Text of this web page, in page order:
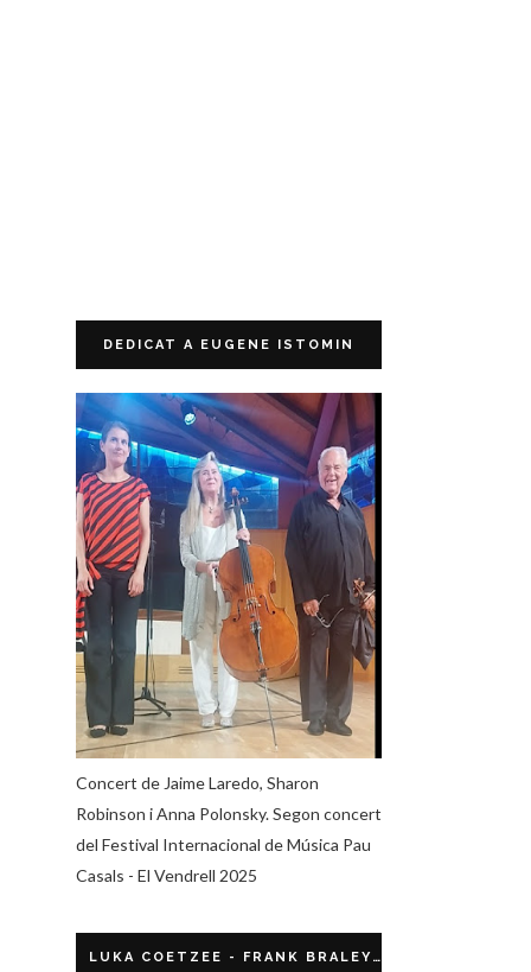
DEDICAT A EUGENE ISTOMIN
Concert de Jaime Laredo, Sharon
Robinson i Anna Polonsky. Segon concert
del Festival Internacional de Música Pau
Casals - El Vendrell 2025
LUKA COETZEE - FRANK BRALEY